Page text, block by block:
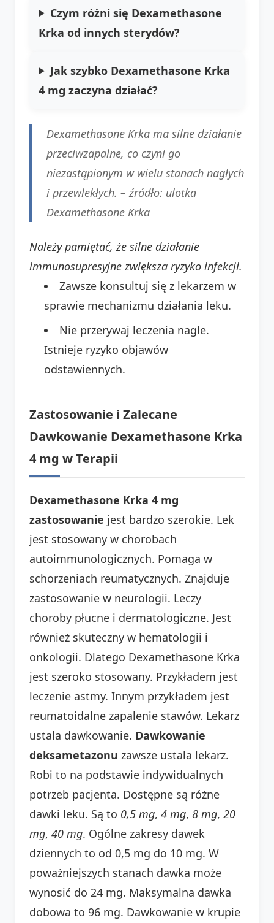
Czym różni się Dexamethasone
Krka od innych sterydów?
Jak szybko Dexamethasone Krka
4 mg zaczyna działać?
Dexamethasone Krka ma silne działanie
przeciwzapalne, co czyni go
niezastąpionym w wielu stanach nagłych
i przewlekłych. – źródło: ulotka
Dexamethasone Krka
Należy pamiętać, że silne działanie
immunosupresyjne zwiększa ryzyko infekcji.
Zawsze konsultuj się z lekarzem w
sprawie mechanizmu działania leku.
Nie przerywaj leczenia nagle.
Istnieje ryzyko objawów
odstawiennych.
Zastosowanie i Zalecane
Dawkowanie Dexamethasone Krka
4 mg w Terapii
Dexamethasone Krka 4 mg
zastosowanie jest bardzo szerokie. Lek
jest stosowany w chorobach
autoimmunologicznych. Pomaga w
schorzeniach reumatycznych. Znajduje
zastosowanie w neurologii. Leczy
choroby płucne i dermatologiczne. Jest
również skuteczny w hematologii i
onkologii. Dlatego Dexamethasone Krka
jest szeroko stosowany. Przykładem jest
leczenie astmy. Innym przykładem jest
reumatoidalne zapalenie stawów. Lekarz
ustala dawkowanie. Dawkowanie
deksametazonu zawsze ustala lekarz.
Robi to na podstawie indywidualnych
potrzeb pacjenta. Dostępne są różne
dawki leku. Są to 0,5 mg, 4 mg, 8 mg, 20
mg, 40 mg. Ogólne zakresy dawek
dziennych to od 0,5 mg do 10 mg. W
poważniejszych stanach dawka może
wynosić do 24 mg. Maksymalna dawka
dobowa to 96 mg. Dawkowanie w krupie